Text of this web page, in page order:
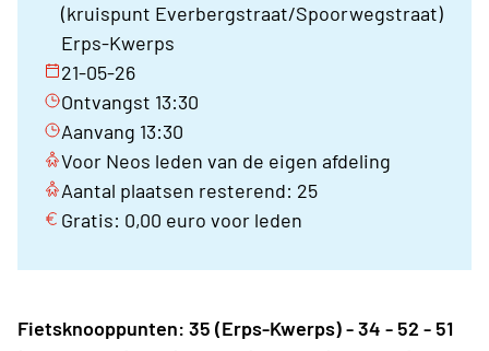
(kruispunt Everbergstraat/Spoorwegstraat)
Erps-Kwerps
21-05-26
Ontvangst 13:30
Aanvang 13:30
Voor Neos leden van de eigen afdeling
Aantal plaatsen resterend: 25
Gratis: 0,00 euro voor leden
Fietsknooppunten: 35 (Erps-Kwerps) - 34 - 52 - 51